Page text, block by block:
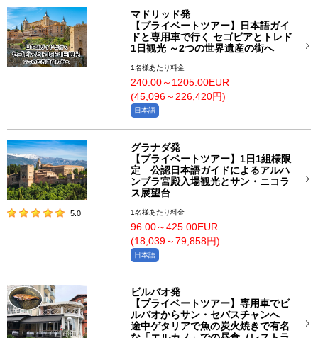
マドリッド発
【プライベートツアー】日本語ガイ
ドと専用車で行く セゴビアとトレド
1日観光 ～2つの世界遺産の街へ
1名様あたり料金
240.00～1205.00EUR
(45,096～226,420円)
日本語
5.0
グラナダ発
【プライベートツアー】1日1組様限
定 公認日本語ガイドによるアルハ
ンブラ宮殿入場観光とサン・ニコラ
ス展望台
1名様あたり料金
96.00～425.00EUR
(18,039～79,858円)
日本語
ビルバオ発
【プライベートツアー】専用車でビ
ルバオからサン・セバスチャンへ
途中ゲタリアで魚の炭火焼きで有名